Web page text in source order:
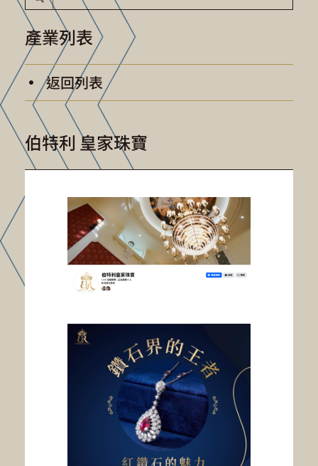
產業列表
返回列表
伯特利 皇家珠寶